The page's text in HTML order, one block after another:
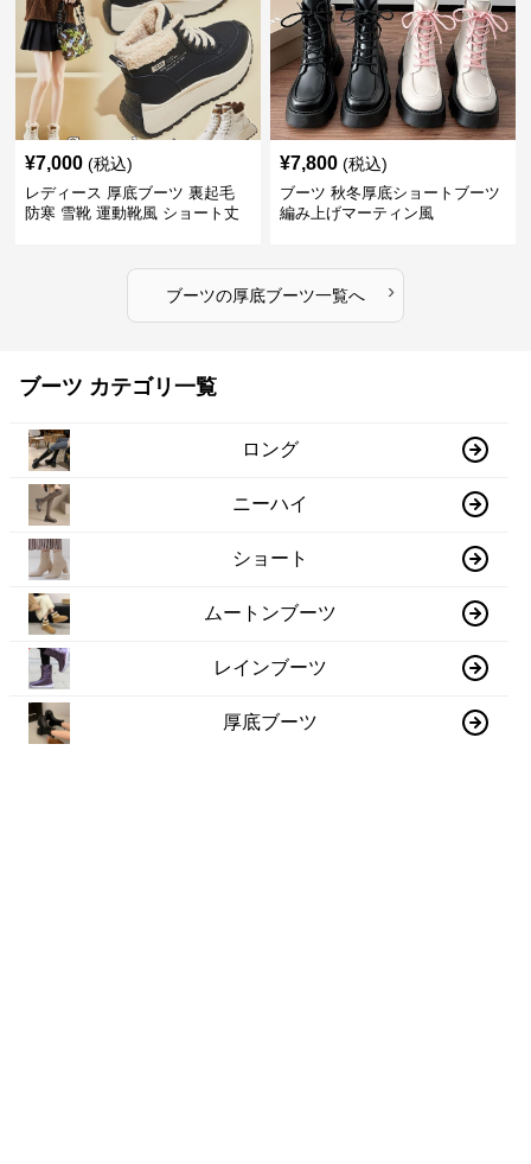
¥7,000 (税込)
レディース 厚底ブーツ 裏起毛
防寒 雪靴 運動靴風 ショート丈
¥7,800 (税込)
ブーツ 秋冬厚底ショートブーツ
編み上げマーティン風
ブーツの厚底ブーツ一覧へ ›
ブーツ カテゴリ一覧
ロング
ニーハイ
ショート
ムートンブーツ
レインブーツ
厚底ブーツ